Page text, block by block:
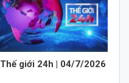
Thế giới 24h | 04/7/2026